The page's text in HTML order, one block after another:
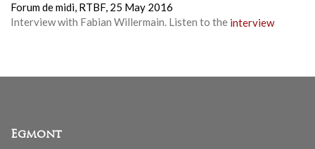
Forum de midi, RTBF, 25 May 2016
Interview with Fabian Willermain. Listen to the interview
Egmont